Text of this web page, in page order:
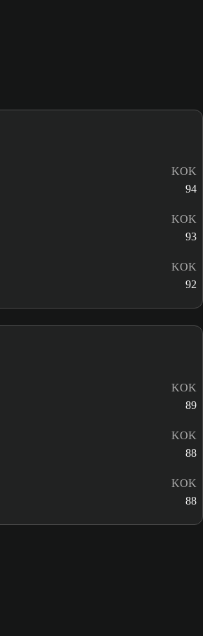
KOK
94
KOK
93
KOK
92
KOK
89
KOK
88
KOK
88